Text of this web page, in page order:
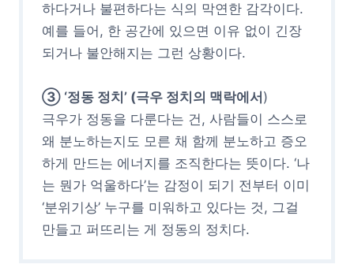
하다거나 불편하다는 식의 막연한 감각이다.
예를 들어, 한 공간에 있으면 이유 없이 긴장
되거나 불안해지는 그런 상황이다.
③ ‘정동 정치’ (극우 정치의 맥락에서 )
극우가 정동을 다룬다는 건, 사람들이 스스로
왜 분노하는지도 모른 채 함께 분노하고 증오
하게 만드는 에너지를 조직한다는 뜻이다. ‘나
는 뭔가 억울하다’는 감정이 되기 전부터 이미
‘분위기상’ 누구를 미워하고 있다는 것, 그걸
만들고 퍼뜨리는 게 정동의 정치다.